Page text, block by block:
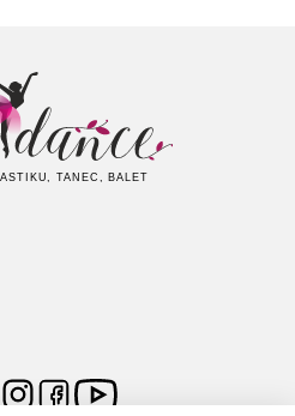
TANEC, BALET